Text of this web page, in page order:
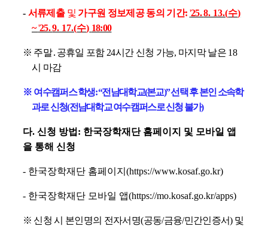
- 서류제출 및 가구원 정보제공 동의 기간: '25.8. 13.(수)
~'25.9. 17.(수) 18:00
※ 주말․ 공휴일 포함 24시간 신청 가능, 마지막 날은 18
시 마감
※ 여수캠퍼스 학생: “전남대학교(본교)”선택 후 본인 소속학
과로 신청(전남대학교 여수캠퍼스로 신청 불가)
다. 신청 방법 : 한국장학재단 홈페이지 및 모바일 앱
을 통해 신청
- 한국장학재단 홈페이지 (https://www.kosaf.go.kr)
- 한국장학재단 모바일 앱(https://mo.kosaf.go.kr/apps)
※ 신청 시 본인명의 전자서명(공동/금융/민간인증서) 및